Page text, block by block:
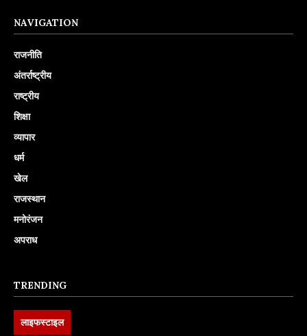
NAVIGATION
राजनीति
अंतर्राष्ट्रीय
राष्ट्रीय
शिक्षा
व्यापार
धर्म
खेल
राजस्थान
मनोरंजन
अपराध
TRENDING
लाइफस्टाइल